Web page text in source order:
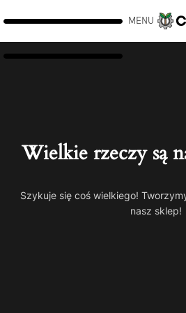
MENU
Wielkie rzeczy są
Szykuje się coś wielkiego!
nasz sklep!